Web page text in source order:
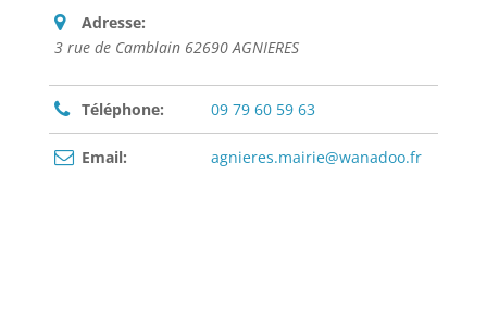
Adresse:
3 rue de Camblain 62690 AGNIERES
Téléphone: 09 79 60 59 63
Email: agnieres.mairie@wanadoo.fr